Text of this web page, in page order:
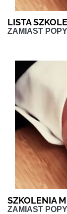
LISTA
ZAMIAST
SZKOLENIA
ZAMIAST